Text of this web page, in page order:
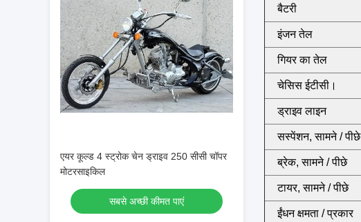
एयर कूल्ड 4 स्ट्रोक चेन ड्राइव 250 सीसी चॉपर
मोटरसाइकिल
सबसे अच्छी कीमत पाएं
बैटरी
इंजन तेल
गियर का तेल
चेसिस ईटीसी।
ड्राइव लाइन
सस्पेंशन, सामने / पीछे
ब्रेक, सामने / पीछे
टायर, सामने / पीछे
ईंधन क्षमता / प्रकार